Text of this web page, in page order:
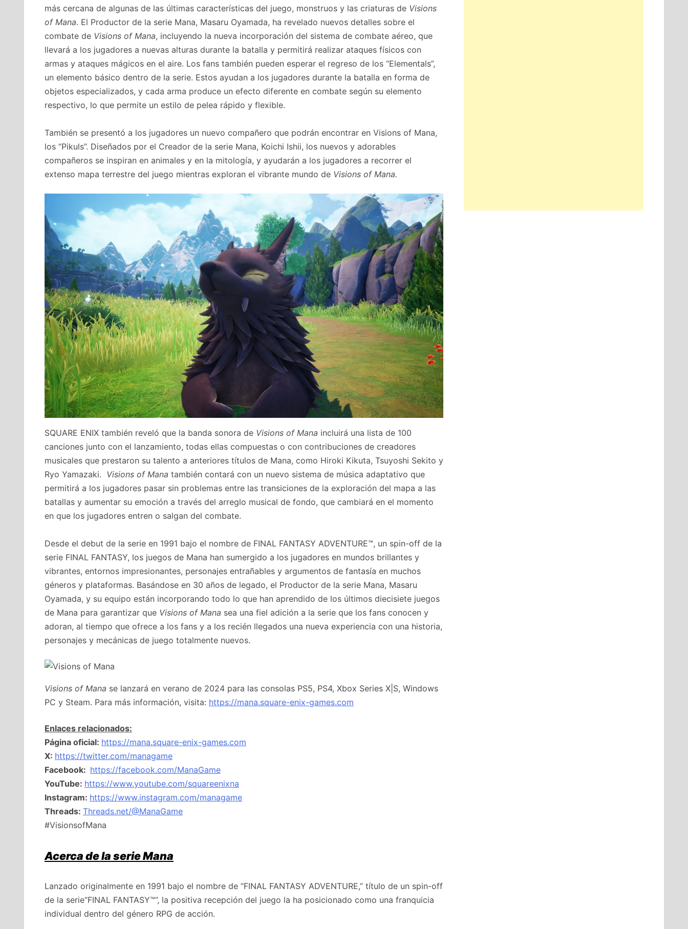
más cercana de algunas de las últimas características del juego, monstruos y las criaturas de Visions
of Mana. El Productor de la serie Mana, Masaru Oyamada, ha revelado nuevos detalles sobre el
combate de Visions of Mana, incluyendo la nueva incorporación del sistema de combate aéreo, que
llevará a los jugadores a nuevas alturas durante la batalla y permitirá realizar ataques físicos con
armas y ataques mágicos en el aire. Los fans también pueden esperar el regreso de los “Elementals”,
un elemento básico dentro de la serie. Estos ayudan a los jugadores durante la batalla en forma de
objetos especializados, y cada arma produce un efecto diferente en combate según su elemento
respectivo, lo que permite un estilo de pelea rápido y flexible.
También se presentó a los jugadores un nuevo compañero que podrán encontrar en Visions of Mana,
los “Pikuls”. Diseñados por el Creador de la serie Mana, Koichi Ishii, los nuevos y adorables
compañeros se inspiran en animales y en la mitología, y ayudarán a los jugadores a recorrer el
extenso mapa terrestre del juego mientras exploran el vibrante mundo de Visions of Mana.
SQUARE ENIX también reveló que la banda sonora de Visions of Mana incluirá una lista de 100
canciones junto con el lanzamiento, todas ellas compuestas o con contribuciones de creadores
musicales que prestaron su talento a anteriores títulos de Mana, como Hiroki Kikuta, Tsuyoshi Sekito y
Ryo Yamazaki. Visions of Mana también contará con un nuevo sistema de música adaptativo que
permitirá a los jugadores pasar sin problemas entre las transiciones de la exploración del mapa a las
batallas y aumentar su emoción a través del arreglo musical de fondo, que cambiará en el momento
en que los jugadores entren o salgan del combate.
Desde el debut de la serie en 1991 bajo el nombre de FINAL FANTASY ADVENTURE™, un spin-off de la
serie FINAL FANTASY, los juegos de Mana han sumergido a los jugadores en mundos brillantes y
vibrantes, entornos impresionantes, personajes entrañables y argumentos de fantasía en muchos
géneros y plataformas. Basándose en 30 años de legado, el Productor de la serie Mana, Masaru
Oyamada, y su equipo están incorporando todo lo que han aprendido de los últimos diecisiete juegos
de Mana para garantizar que Visions of Mana sea una fiel adición a la serie que los fans conocen y
adoran, al tiempo que ofrece a los fans y a los recién llegados una nueva experiencia con una historia,
personajes y mecánicas de juego totalmente nuevos.
Visions of Mana se lanzará en verano de 2024 para las consolas PS5, PS4, Xbox Series X|S, Windows
PC y Steam. Para más información, visita: https://mana.square-enix-games.com
Enlaces relacionados:
Página oficial: https://mana.square-enix-games.com
X: https://twitter.com/managame
Facebook: https://facebook.com/ManaGame
YouTube: https://www.youtube.com/squareenixna
Instagram: https://www.instagram.com/managame
Threads: Threads.net/@ManaGame
#VisionsofMana
Acerca de la serie Mana
Lanzado originalmente en 1991 bajo el nombre de “FINAL FANTASY ADVENTURE,” título de un spin-off
de la serie“FINAL FANTASY™”, la positiva recepción del juego la ha posicionado como una franquicia
individual dentro del género RPG de acción.​​